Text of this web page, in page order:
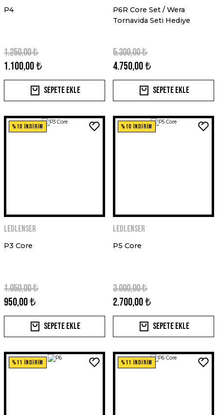
P4
1.100,00 ₺
1.250,00 ₺
Sepete Ekle
P6R Core Set / Wera
Tornavida Seti Hediye
4.750,00 ₺
5.300,00 ₺
Sepete Ekle
%10 İNDİRİM
Ledlenser
P3 Core
950,00 ₺
1.050,00 ₺
Sepete Ekle
%10 İNDİRİM
Ledlenser
P5 Core
2.700,00 ₺
3.000,00 ₺
Sepete Ekle
%11 İNDİRİM %11 İNDİRİM